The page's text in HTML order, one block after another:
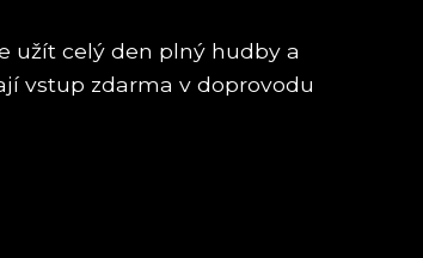
užít celý den plný hudby a
vstup zdarma v doprovodu